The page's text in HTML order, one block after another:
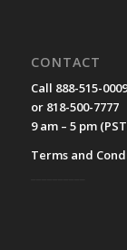
CONTACT
Call 888-515-0009
or 818-500-7777
9 am – 5 pm
Terms and